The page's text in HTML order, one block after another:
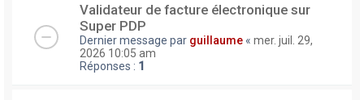
Validateur de facture électronique sur
Super PDP
Dernier message par guillaume « mer. juil. 29,
2026 10:05 am
Réponses : 1